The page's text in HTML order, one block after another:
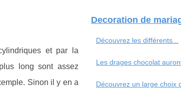
et par la
long sont assez
Sinon il y en a
Decoration de
Découvrez les différents...
Les drages chocolat
Découvrez un large choix